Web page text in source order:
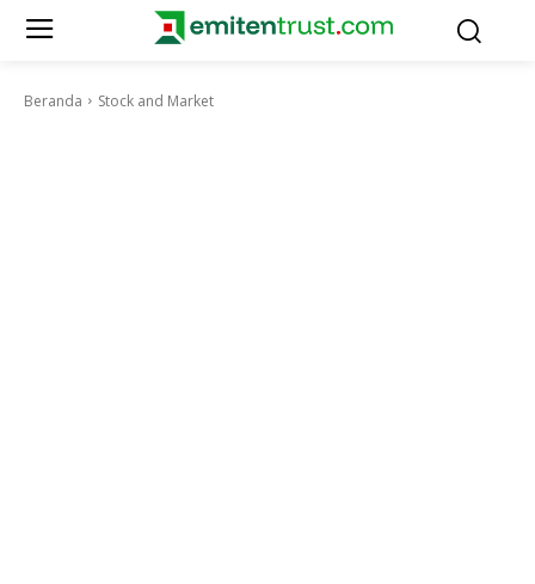
Beranda Stock and Market